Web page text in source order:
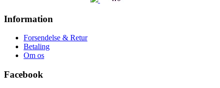
Information
Forsendelse & Retur
Betaling
Om os
Facebook